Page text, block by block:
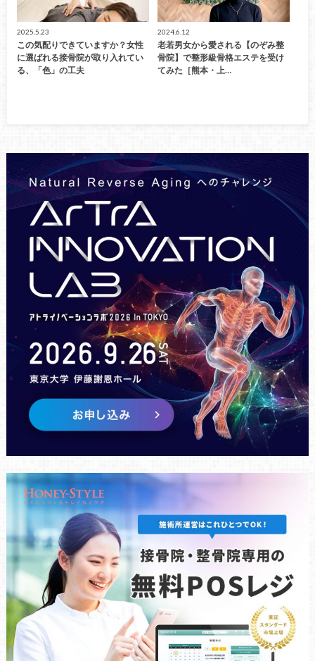
2025.5.23
この気配りできていますか？女性
に選ばれる接骨院が取り入れてい
る、「色」の工夫
2024.6.12
老若男女から愛される【のぞみ整
骨院】で整形級骨格エステを受け
てみた［熊本・上…